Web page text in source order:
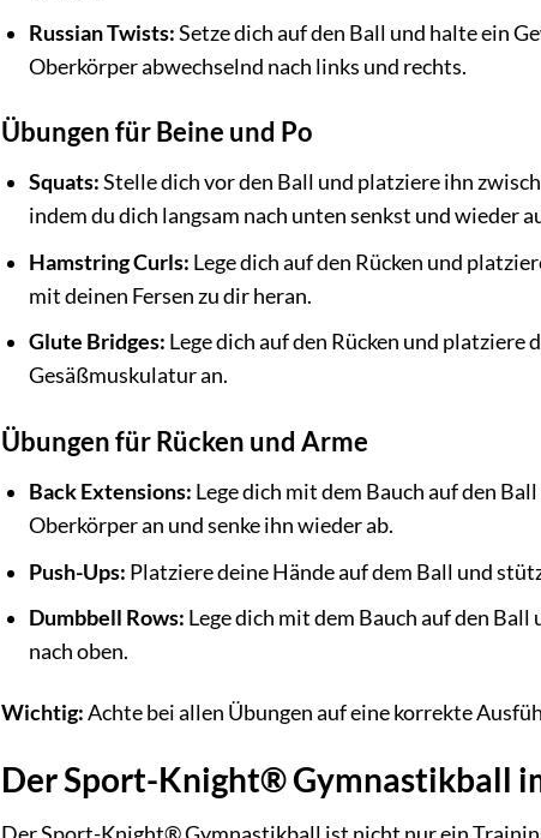
Russian Twists:Setze dich auf den Ball und halte ein
Oberkörper abwechselnd nach links und rechts.
Übungen für Beine und Po
Squats:Stelle dich vor den Ball und platziere ihn
indem du dich langsam nach unten senkst und wieder
Hamstring Curls: Lege dich auf den Rücken und
mit deinen Fersen zu dir heran.
Glute Bridges: Lege dich auf den Rücken und platziere
Gesäßmuskulatur an.
Übungen für Rücken und Arme
Back Extensions: Lege dich mit dem Bauch auf den
Oberkörper an und senke ihn wieder ab.
Push-Ups: Platziere deine Hände auf dem Ball und
Dumbbell Rows: Lege dich mit dem Bauch auf den
nach oben.
Wichtig:Achte bei allen Übungen auf eine korrekte
Der Sport-Knight® Gymnastikball